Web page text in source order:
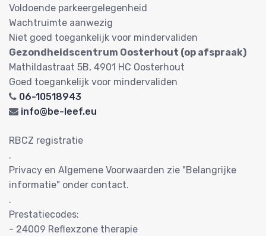
Voldoende parkeergelegenheid
Wachtruimte aanwezig
Niet goed toegankelijk voor mindervaliden
Gezondheidscentrum Oosterhout (op afspraak)
Mathildastraat 5B, 4901 HC Oosterhout
Goed toegankelijk voor mindervaliden
06-10518943
info@be-leef.eu
RBCZ registratie
.
Privacy en Algemene Voorwaarden zie "Belangrijke
informatie" onder contact.
.
Prestatiecodes:
- 24009 Reflexzone therapie